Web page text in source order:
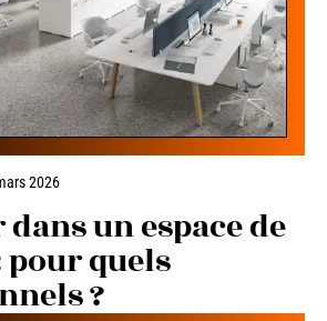
2026
un espace de
quels
?